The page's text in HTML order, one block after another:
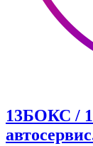
13БОКС /